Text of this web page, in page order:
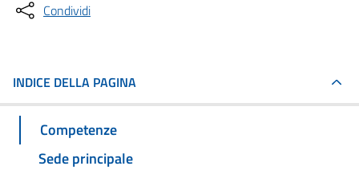
Condividi
INDICE DELLA PAGINA
Competenze
Sede principale